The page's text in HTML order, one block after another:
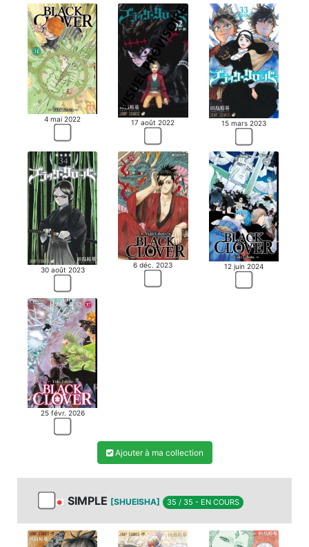
4 mai 2022 17 août 2022 15 mars 2023
30 août 2023
6 déc. 2023 12 juin 2024
25 févr. 2026
Ajouter à ma collection
SIMPLE [SHUEISHA] 35 / 35 - EN COURS